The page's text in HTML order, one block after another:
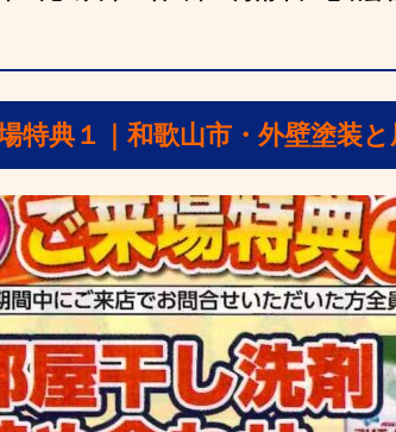
特典１｜和歌山市・外壁塗装